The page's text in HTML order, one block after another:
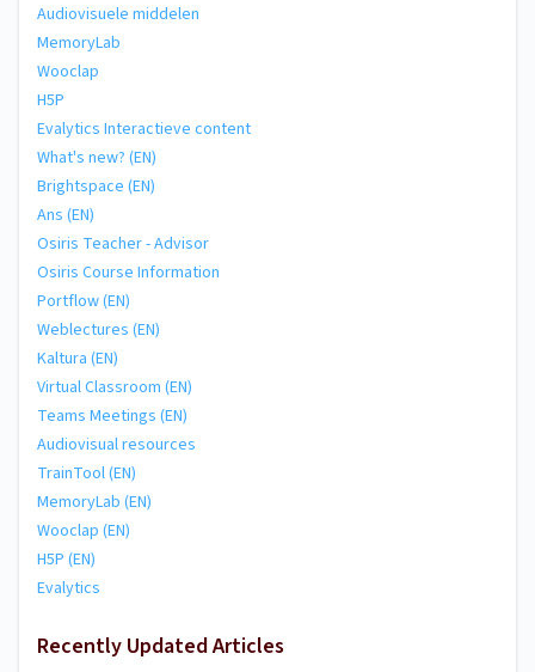
Audiovisuele middelen
MemoryLab
Wooclap
H5P
Evalytics Interactieve content
What's new? (EN)
Brightspace (EN)
Ans (EN)
Osiris Teacher - Advisor
Osiris Course Information
Portflow (EN)
Weblectures (EN)
Kaltura (EN)
Virtual Classroom (EN)
Teams Meetings (EN)
Audiovisual resources
TrainTool (EN)
MemoryLab (EN)
Wooclap (EN)
H5P (EN)
Evalytics
Recently Updated Articles